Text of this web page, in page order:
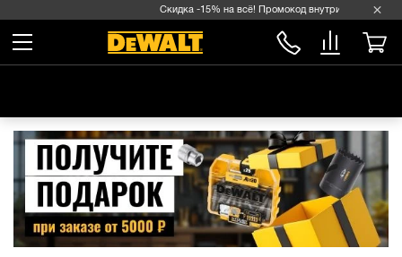
Скидка -15% на всё! Промокод внутри →